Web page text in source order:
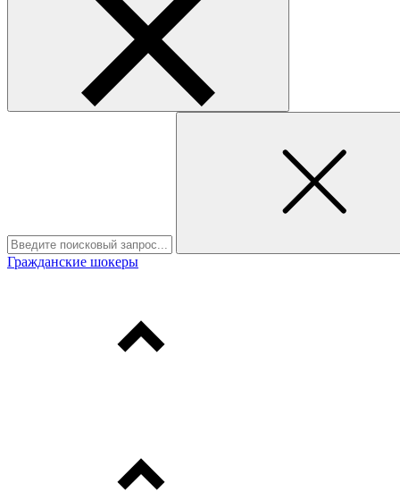
Гражданские шокеры